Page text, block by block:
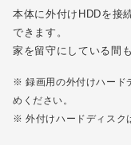
本体に外付けHDDを接
できます。
家を留守にしている間
※ 録画用の外付けハード
めください。
※ 外付けハードディスク